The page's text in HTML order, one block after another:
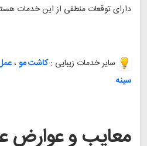
دارای توقعات منطقی از این خدمات
سایر خدمات زیبایی :کاشت مو،
سینه
معایب و عوارض